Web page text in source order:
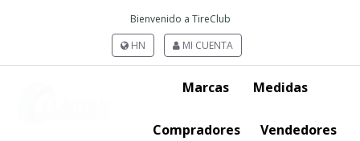
Bienvenido a TireClub
HN
MI CUENTA
Marcas Medidas
Compradores Vendedores